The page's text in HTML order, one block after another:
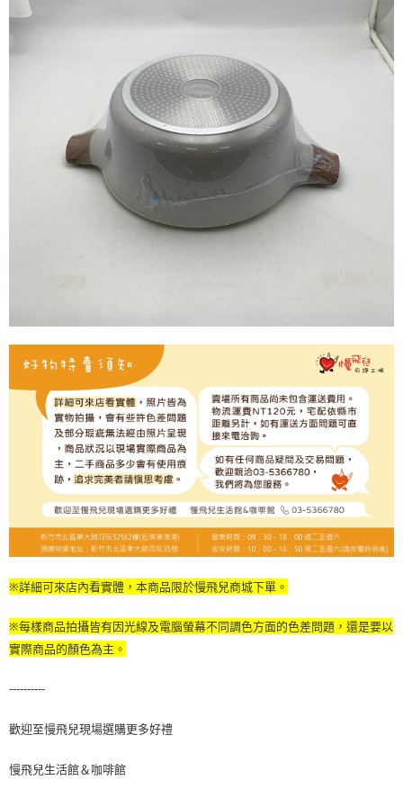
※詳細可來店內看實體，本商品限於慢飛兒商城下單。
※每樣商品拍攝皆有因光線及電腦螢幕不同調色方面的色差問題，還是要以
實際商品的顏色為主。
----------
歡迎至慢飛兒現場選購更多好禮
慢飛兒生活館＆咖啡館